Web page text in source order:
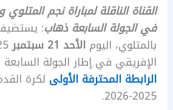
القناة الناقلة لمباراة نجم
في الجولة السابعة ذهاب:
بالمتلوي، اليوم الأحد 21 سبتمبر
الإفريقي في إطار الجولة
الرابطة المحترفة الأولى لكرة
2025-2026.